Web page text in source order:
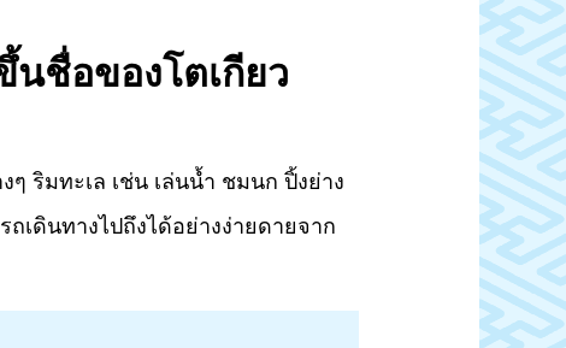
ชื่อของโตเกียว
ริมทะเล เช่น เล่นน้ำ ชมนก ปิ้งย่าง
เดินทางไปถึงได้อย่างง่ายดายจาก